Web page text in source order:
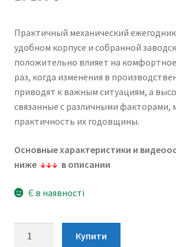
Практичный механический ежегодник
удобном корпусе и собранной
положительно влияет на
раз, когда изменения в
приводят к важным ситуациям, а
связанные с различными факторами,
практичность их годовщины.
Основные характеристики и
ниже ↓↓↓ в описании
Є в наявності
Купити